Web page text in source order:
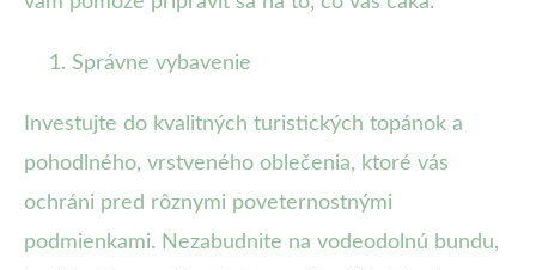
Správne vybavenie
Investujte do kvalitných turistických topánok a
pohodlného, vrstveného oblečenia, ktoré vás
ochráni pred rôznymi poveternostnými
podmienkami. Nezabudnite na vodeodolnú bundu,